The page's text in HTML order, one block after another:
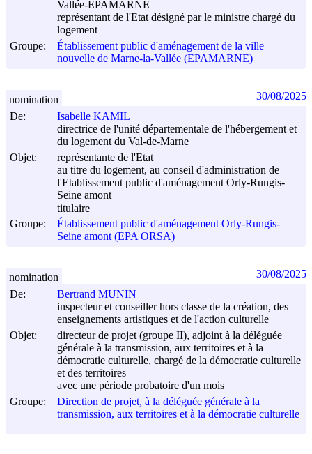
Vallée-EPAMARNE
représentant de l'Etat désigné par le ministre chargé du
logement
Groupe:
Établissement public d'aménagement de la ville
nouvelle de Marne-la-Vallée (EPAMARNE)
De:
Isabelle KAMIL
directrice de l'unité départementale de l'hébergement et
du logement du Val-de-Marne
Objet:
représentante de l'Etat
au titre du logement, au conseil d'administration de
l'Etablissement public d'aménagement Orly-Rungis-
Seine amont
titulaire
Groupe:
Établissement public d'aménagement Orly-Rungis-
Seine amont (EPA ORSA)
nomination 30/08/2025
De:
Bertrand MUNIN
inspecteur et conseiller hors classe de la création, des
enseignements artistiques et de l'action culturelle
Objet:
directeur de projet (groupe II), adjoint à la déléguée
générale à la transmission, aux territoires et à la
démocratie culturelle, chargé de la démocratie culturelle
et des territoires
avec une période probatoire d'un mois
Groupe:
Direction de projet, à la déléguée générale à la
transmission, aux territoires et à la démocratie culturelle
nomination 30/08/2025